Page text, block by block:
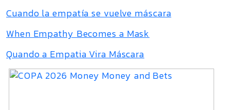
Cuando la empatía se vuelve máscara
When Empathy Becomes a Mask
Quando a Empatia Vira Máscara